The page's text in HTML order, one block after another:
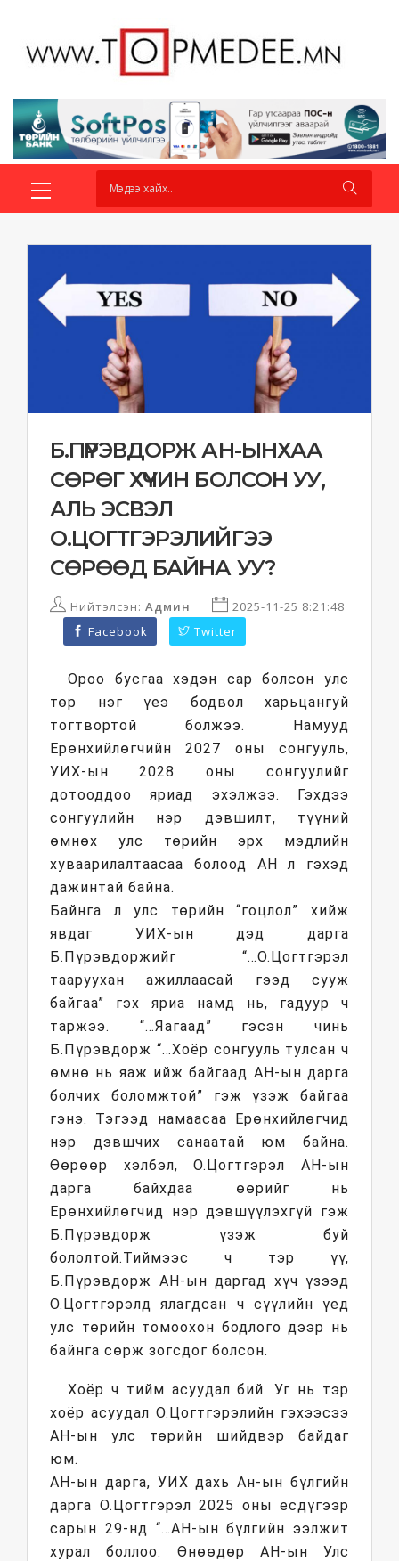
Б.ПҮРЭВДОРЖ АН-ЫНХАА
СӨРӨГ ХҮЧИН БОЛСОН УУ,
АЛЬ ЭСВЭЛ
О.ЦОГТГЭРЭЛИЙГЭЭ
СӨРӨӨД БАЙНА УУ?
Нийтэлсэн: Админ
2025-11-25 8:21:48
Facebook
Twitter
Ороо бусгаа хэдэн сар болсон улс
төр нэг үеэ бодвол харьцангуй
тогтвортой болжээ. Намууд
Ерөнхийлөгчийн 2027 оны сонгууль,
УИХ-ын 2028 оны сонгуулийг
дотооддоо яриад эхэлжээ. Гэхдээ
сонгуулийн нэр дэвшилт, түүний
өмнөх улс төрийн эрх мэдлийн
хуваарилалтаасаа болоод АН л гэхэд
дажинтай байна.
Байнга л улс төрийн “гоцлол” хийж
явдаг УИХ-ын дэд дарга
Б.Пүрэвдоржийг “…О.Цогтгэрэл
тааруухан ажиллаасай гээд сууж
байгаа” гэх яриа намд нь, гадуур ч
таржээ. “…Яагаад” гэсэн чинь
Б.Пүрэвдорж “…Хоёр сонгууль тулсан ч
өмнө нь яаж ийж байгаад АН-ын дарга
болчих боломжтой” гэж үзэж байгаа
гэнэ. Тэгээд намаасаа Ерөнхийлөгчид
нэр дэвшчих санаатай юм байна.
Өөрөөр хэлбэл, О.Цогтгэрэл АН-ын
дарга байхдаа өөрийг нь
Ерөнхийлөгчид нэр дэвшүүлэхгүй гэж
Б.Пүрэвдорж үзэж буй
бололтой.Тиймээс ч тэр үү,
Б.Пүрэвдорж АН-ын даргад хүч үзээд
О.Цогтгэрэлд ялагдсан ч сүүлийн үед
улс төрийн томоохон бодлого дээр нь
байнга сөрж зогсдог болсон.
Хоёр ч тийм асуудал бий. Уг нь тэр
хоёр асуудал О.Цогтгэрэлийн гэхээсээ
АН-ын улс төрийн шийдвэр байдаг
юм.
АН-ын дарга, УИХ дахь Ан-ын бүлгийн
дарга О.Цогтгэрэл 2025 оны есдүгээр
сарын 29-нд “…АН-ын бүлгийн ээлжит
хурал боллоо. Өнөөдөр АН-ын Улс